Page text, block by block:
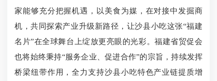
家能够充分把握机遇，以美食为媒，在对接中发掘商
机，共同探索产业升级新路径，让沙县小吃这张“福建
名片”在全球舞台上绽放更亮眼的光彩。福建省贸促会
也将始终秉持“服务企业、促进合作”的宗旨，持续发挥
桥梁纽带作用，全力支持沙县小吃特色产业链提质增